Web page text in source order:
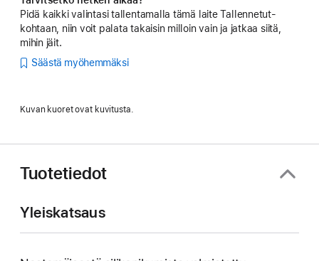
Pidä kaikki valintasi tallentamalla tämä laite Tallennetut-
kohtaan, niin voit palata takaisin milloin vain ja jatkaa siitä,
mihin jäit.
Säästä myöhemmäksi
Kuvan kuoret ovat kuvitusta.
Tuotetiedot
Yleiskatsaus